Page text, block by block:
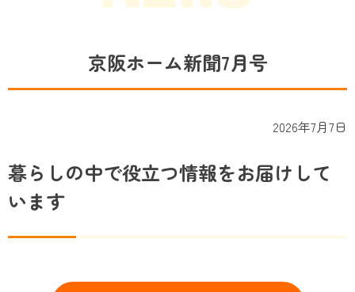
京阪ホーム新聞7月号
2026年7月7日
暮らしの中で役立つ情報をお届けして
います